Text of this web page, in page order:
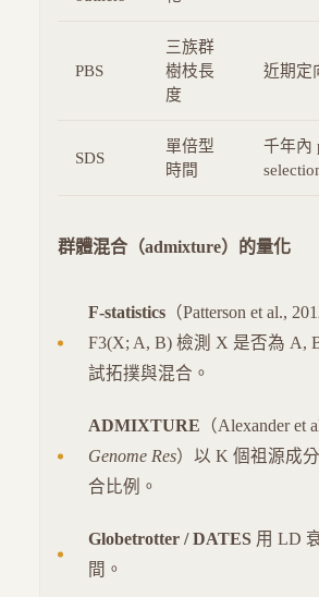
PBS
三族群
樹枝長
度
近期定
SDS
單倍型
時間
千年內
群體混合（admixture）的量化
F-statistics （Patterson et al.,
F3(X; A, B) 檢測 X 是否為 A,
試拓撲與混合。
ADMIXTURE （Alexander et
Genome Res）以 K 個祖源成
合比例。
Globetrotter / DATES 用 LD
間。